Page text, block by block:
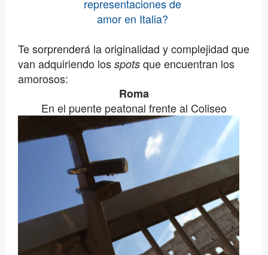
representaciones de
amor en Italia?
Te sorprenderá la originalidad y complejidad que
van adquiriendo los spotsque encuentran los
amorosos:
Roma
En el puente peatonal frente al Coliseo